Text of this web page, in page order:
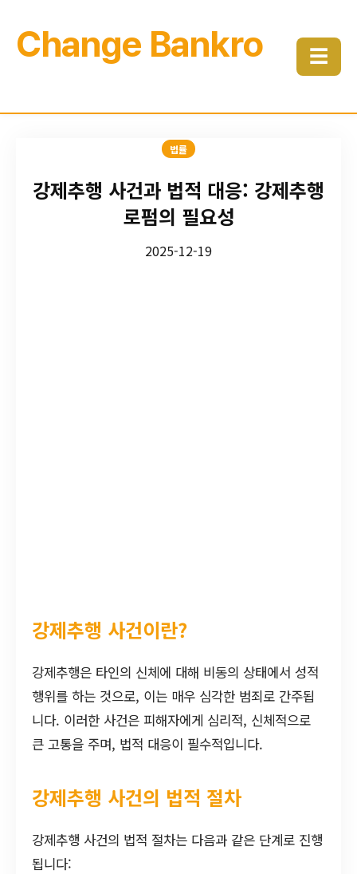
Change Bankro ☰
법률
강제추행 사건과 법적 대응: 강제추행
로펌의 필요성
2025-12-19
강제추행 사건이란?
강제추행은 타인의 신체에 대해 비동의 상태에서 성적
행위를 하는 것으로, 이는 매우 심각한 범죄로 간주됩
니다. 이러한 사건은 피해자에게 심리적, 신체적으로
큰 고통을 주며, 법적 대응이 필수적입니다.
강제추행 사건의 법적 절차
강제추행 사건의 법적 절차는 다음과 같은 단계로 진행
됩니다: